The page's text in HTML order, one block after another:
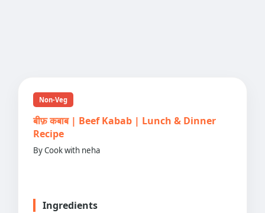
Non-Veg
बीफ़ कबाब | Beef Kabab | Lunch & Dinner
Recipe
By Cook with neha
Ingredients